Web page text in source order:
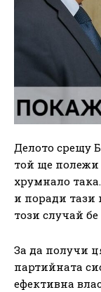
Делото срещу
той ще полежи
хрумнало
и поради тази
този случай
За да получи
партийната
ефективна